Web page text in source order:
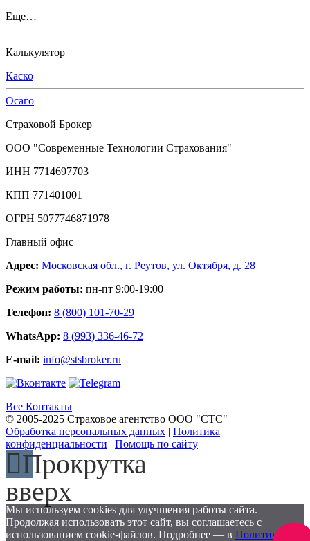
Еще…
Калькулятор
Каско
Осаго
Страховой Брокер
ООО "Современные Технологии Страхования"
ИНН 7714697703
КПП 771401001
ОГРН 5077746871978
Главный офис
Адрес: Московская обл., г. Реутов, ул. Октября, д. 28
Режим работы: пн-пт 9:00-19:00
Телефон: 8 (800) 101-70-29
WhatsApp: 8 (993) 336-46-72
E-mail: info@stsbroker.ru
Все Контакты
© 2005-2025 Страховое агентство ООО "СТС"
Обработка персональных данных
Политика
конфиденциальности
Помощь по сайту
Прокрутка
вверх
Мы используем cookies для улучшения работы сайта.
Продолжая использовать этот сайт, вы соглашаетесь с
использованием cookie-файлов. Подробнее — в Политике